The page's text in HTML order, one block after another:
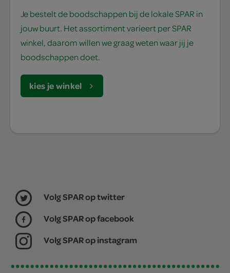
Je bestelt de boodschappen bij de lokale SPAR in
jouw buurt. Het assortiment varieert per SPAR
winkel, daarom willen we graag weten waar jij je
boodschappen doet.
kies je winkel
Volg SPAR op twitter
Volg SPAR op facebook
Volg SPAR op instagram